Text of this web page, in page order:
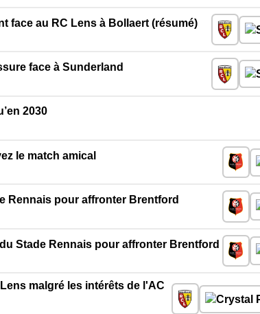
face au RC Lens à Bollaert (résumé)
face à Sunderland
2030
le match amical
Rennais pour affronter Brentford
Stade Rennais pour affronter Brentford
malgré les intérêts de l'AC